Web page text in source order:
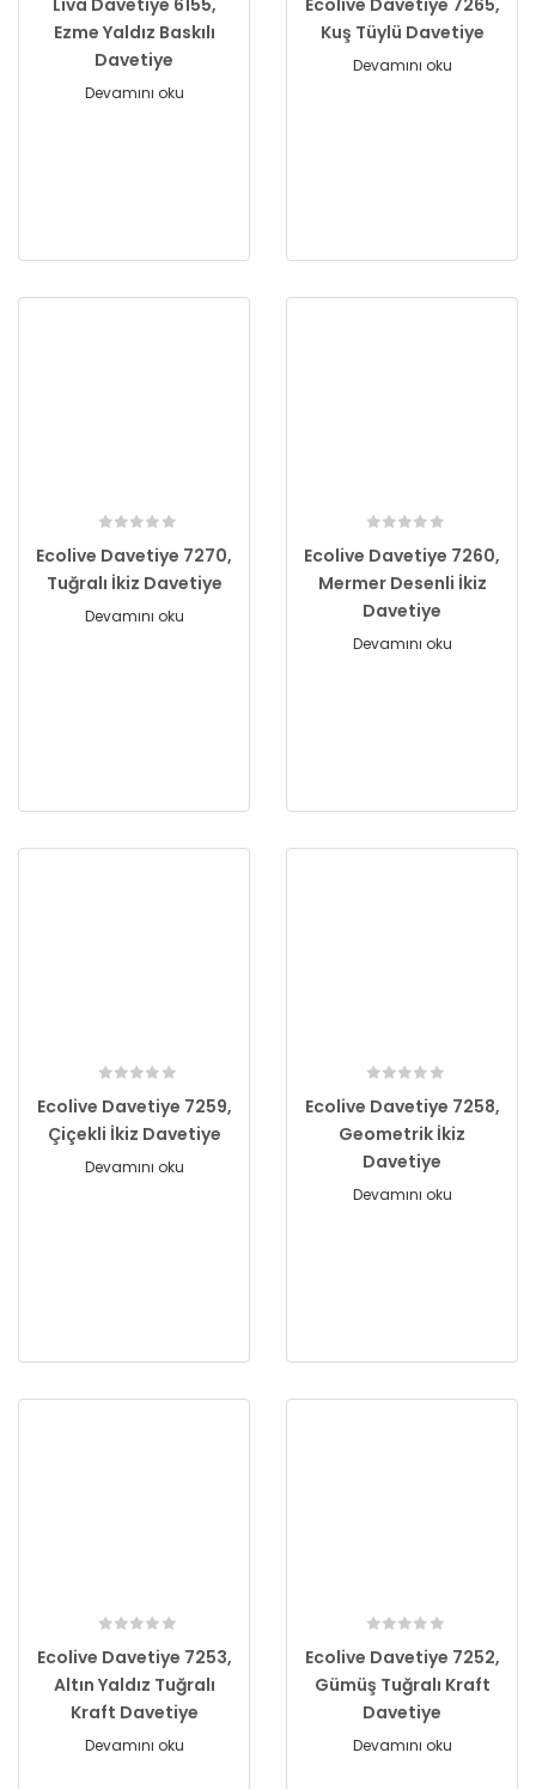
Liva Davetiye 6155,
Ezme Yaldız Baskılı
Davetiye
Devamını oku
Ecolive Davetiye 7265,
Kuş Tüylü Davetiye
Devamını oku
Ecolive Davetiye 7270,
Tuğralı İkiz Davetiye
Devamını oku
Ecolive Davetiye 7260,
Mermer Desenli İkiz
Davetiye
Devamını oku
Ecolive Davetiye 7259,
Çiçekli İkiz Davetiye
Devamını oku
Ecolive Davetiye 7258,
Geometrik İkiz
Davetiye
Devamını oku
Ecolive Davetiye 7253,
Altın Yaldız Tuğralı
Kraft Davetiye
Devamını oku
Ecolive Davetiye 7252,
Gümüş Tuğralı Kraft
Davetiye
Devamını oku